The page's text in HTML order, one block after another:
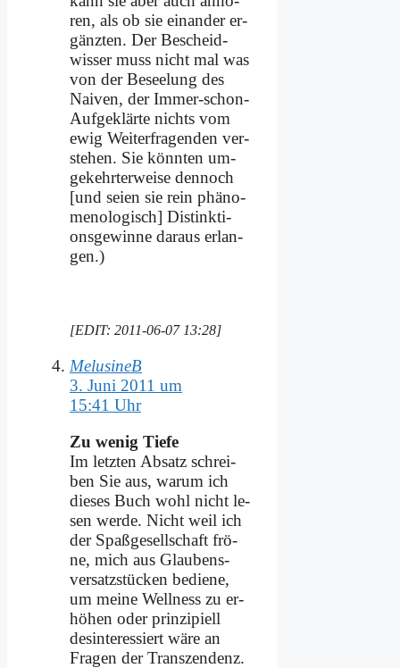
ren, als ob sie ein­an­der er­
gänz­ten. Der Be­scheid­
wis­ser muss nicht mal was
von der Be­see­lung des
Nai­ven, der Im­mer-schon-
Auf­ge­klär­te nichts vom
ewig Wei­ter­fra­gen­den ver­
ste­hen. Sie könn­ten um­
ge­kehr­ter­wei­se den­noch
[und sei­en sie rein phä­no­
me­no­lo­gisch] Di­stink­ti­
ons­ge­win­ne dar­aus er­lan­
gen.)
[EDIT: 2011-06-07 13:28]
MelusineB
3. Juni 2011 um
15:41 Uhr
Zu we­nig Tie­fe
Im letz­ten Ab­satz schrei­
ben Sie aus, war­um ich
die­ses Buch wohl nicht le­
sen wer­de. Nicht weil ich
der Spaß­ge­sell­schaft frö­
ne, mich aus Glau­bens­
ver­satz­stücken be­die­ne,
um mei­ne Well­ness zu er­
hö­hen oder prin­zi­pi­ell
des­in­ter­es­siert wä­re an
Fra­gen der Tran­szen­denz.